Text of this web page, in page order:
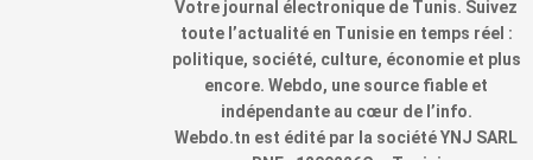
Votre journal électronique de Tunis. Suivez
toute l’actualité en Tunisie en temps réel :
politique, société, culture, économie et plus
encore. Webdo, une source fiable et
indépendante au cœur de l’info.
Webdo.tn est édité par la société YNJ SARL